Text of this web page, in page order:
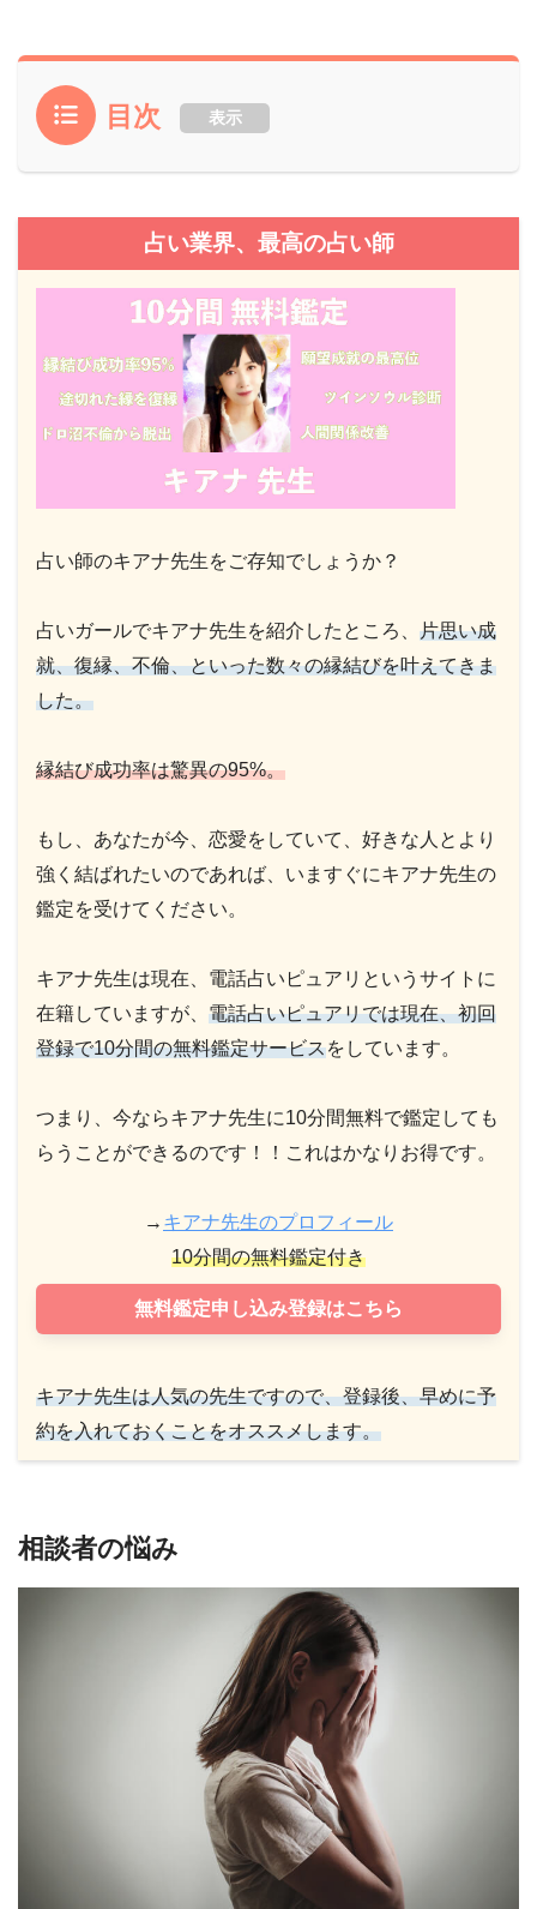
目次 表示
占い業界、最高の占い師
占い師のキアナ先生をご存知でしょうか？
占いガールでキアナ先生を紹介したところ、 片思い成
就、復縁、不倫、といった数々の縁結びを叶えてきま
した。
縁結び成功率は驚異の95%。
もし、あなたが今、恋愛をしていて、好きな人とより
強く結ばれたいのであれば、いますぐにキアナ先生の
鑑定を受けてください。
キアナ先生は現在、電話占いピュアリというサイトに
在籍していますが、 電話占いピュアリでは現在、初回
登録で10分間の無料鑑定サービスをしています。
つまり、今ならキアナ先生に10分間無料で鑑定しても
らうことができるのです！！これはかなりお得です。
→ キアナ先生のプロフィール
10分間の無料鑑定付き
無料鑑定申し込み登録はこちら
キアナ先生は人気の先生ですので、登録後、早めに予
約を入れておくことをオススメします。
相談者の悩み